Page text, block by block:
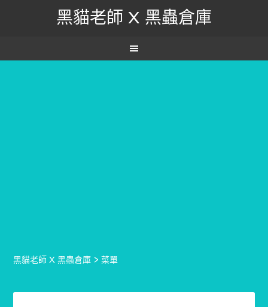
黑貓老師 X 黑蟲倉庫
黑貓老師 X 黑蟲倉庫 >菜單